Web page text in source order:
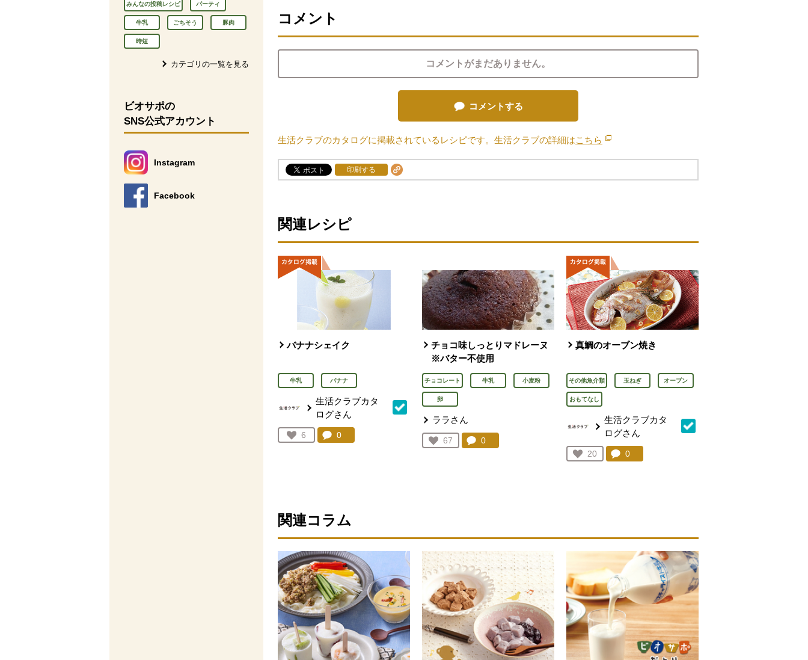
みんなの投稿レシピ パーティ
牛乳 ごちそう 豚肉
時短
カテゴリの一覧を見る
ビオサポの
SNS公式アカウント
Instagram
別のウィンドウで開きます。
Facebook
別のウィンドウで開きます。
コメント
コメントがまだありません。
コメントする
生活クラブのカタログに掲載されているレシピです。生活クラブの詳細はこちら 別のウィンドウで開きます。
印刷する
関連レシピ
バナナシェイク
牛乳 バナナ
生活クラブカタ
ログさん
お気に入り登録：
6
人が登録
コメント：
0 件。コメントを見る。
チョコ味しっとりマドレーヌ
※バター不使用
チョコレート 牛乳 小麦粉
卵
ララさん
お気に入り登録：
67
人が登録
コメント：
0件。コメントを見る。
真鯛のオーブン焼き
その他魚介類 玉ねぎ オーブン
おもてなし
生活クラブカタ
ログさん
お気に入り登録：
20
人が登録
コメント：
0件。コメントを見る。
関連コラム